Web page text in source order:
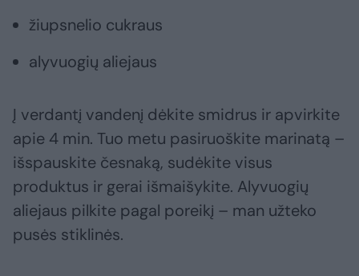
žiupsnelio cukraus
alyvuogių aliejaus
Į verdantį vandenį dėkite smidrus ir apvirkite
apie 4 min. Tuo metu pasiruoškite marinatą –
išspauskite česnaką, sudėkite visus
produktus ir gerai išmaišykite. Alyvuogių
aliejaus pilkite pagal poreikį – man užteko
pusės stiklinės.